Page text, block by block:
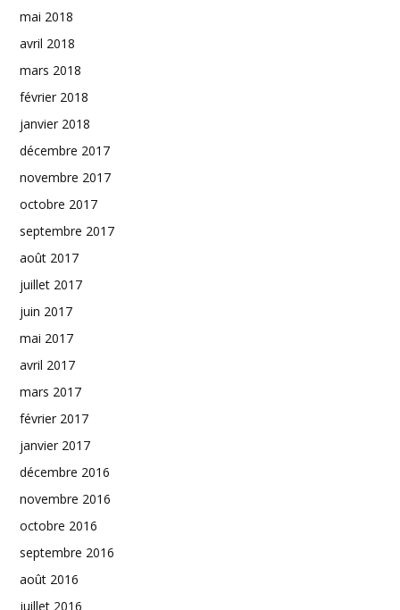
mai 2018
avril 2018
mars 2018
février 2018
janvier 2018
décembre 2017
novembre 2017
octobre 2017
septembre 2017
août 2017
juillet 2017
juin 2017
mai 2017
avril 2017
mars 2017
février 2017
janvier 2017
décembre 2016
novembre 2016
octobre 2016
septembre 2016
août 2016
juillet 2016